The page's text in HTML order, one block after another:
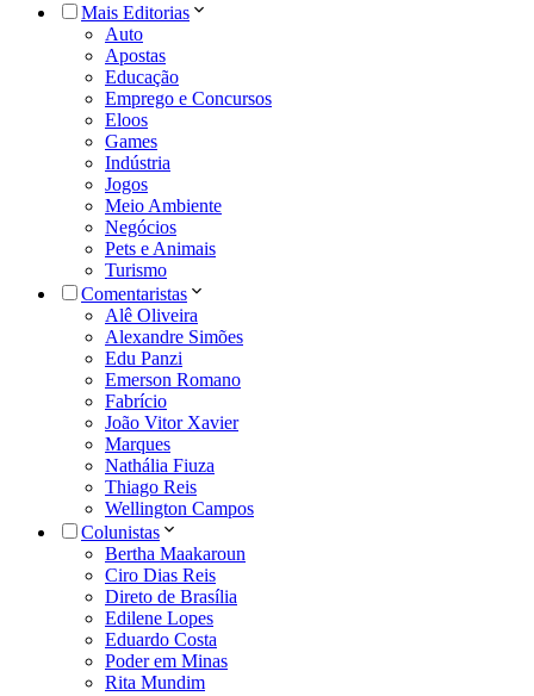
Mais Editorias
Auto
Apostas
Educação
Emprego e Concursos
Eloos
Games
Indústria
Jogos
Meio Ambiente
Negócios
Pets e Animais
Turismo
Comentaristas
Alê Oliveira
Alexandre Simões
Edu Panzi
Emerson Romano
Fabrício
João Vitor Xavier
Marques
Nathália Fiuza
Thiago Reis
Wellington Campos
Colunistas
Bertha Maakaroun
Ciro Dias Reis
Direto de Brasília
Edilene Lopes
Eduardo Costa
Poder em Minas
Rita Mundim